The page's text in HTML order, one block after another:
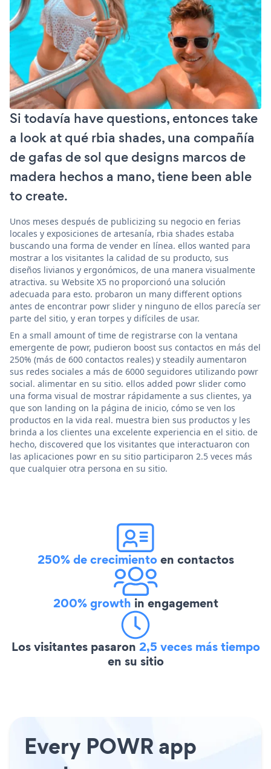
Si todavía have questions, entonces take
a look at qué rbia shades, una compañía
de gafas de sol que designs marcos de
madera hechos a mano, tiene been able
to create.
Unos meses después de publicizing su negocio en ferias
locales y exposiciones de artesanía, rbia shades estaba
buscando una forma de vender en línea. ellos wanted para
mostrar a los visitantes la calidad de su producto, sus
diseños livianos y ergonómicos, de una manera visualmente
atractiva. su Website X5 no proporcionó una solución
adecuada para esto. probaron un many different options
antes de encontrar powr slider y ninguno de ellos parecía ser
parte del sitio, y eran torpes y difíciles de usar.
En a small amount of time de registrarse con la ventana
emergente de powr, pudieron boost sus contactos en más del
250% (más de 600 contactos reales) y steadily aumentaron
sus redes sociales a más de 6000 seguidores utilizando powr
social. alimentar en su sitio. ellos added powr slider como
una forma visual de mostrar rápidamente a sus clientes, ya
que son landing on la página de inicio, cómo se ven los
productos en la vida real. muestra bien sus productos y les
brinda a los clientes una excelente experiencia en el sitio. de
hecho, discovered que los visitantes que interactuaron con
las aplicaciones powr en su sitio participaron 2.5 veces más
que cualquier otra persona en su sitio.
250% de crecimientoen contactos
200% growth in engagement
Los visitantes pasaron 2,5 veces más tiempo
en su sitio
Every POWR app